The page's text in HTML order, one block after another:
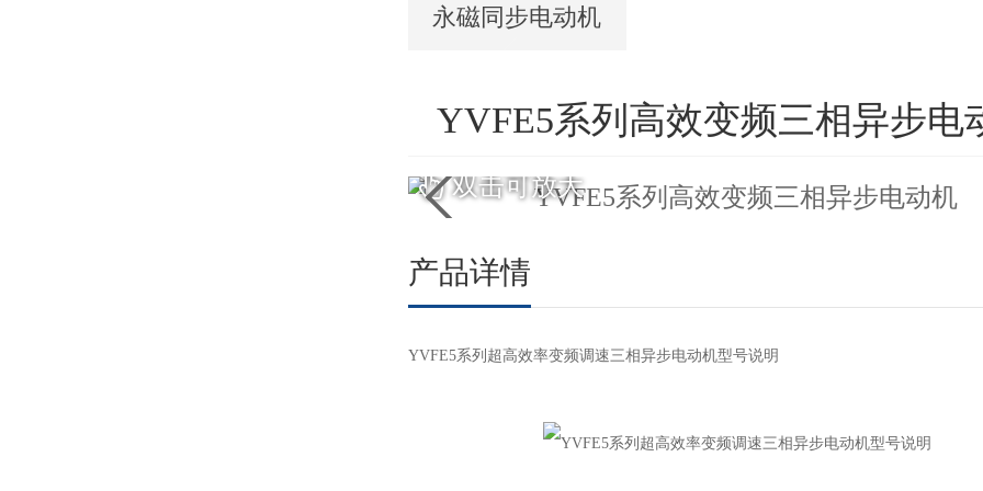
永磁同步电动机
YVFE5系列高效变频三相异步电
双击可放大
产品详情
YVFE5系列超高效率变频调速三相异步电动机型号说明